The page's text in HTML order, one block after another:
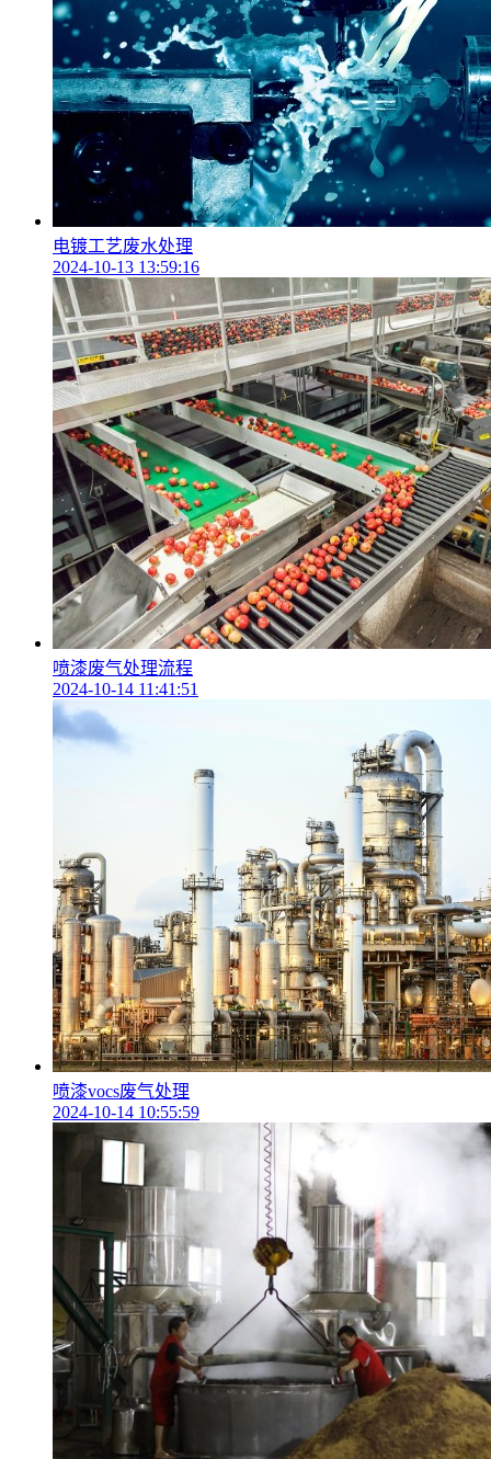
电镀工艺废水处理
2024-10-13 13:59:16
喷漆废气处理流程
2024-10-14 11:41:51
喷漆vocs废气处理
2024-10-14 10:55:59